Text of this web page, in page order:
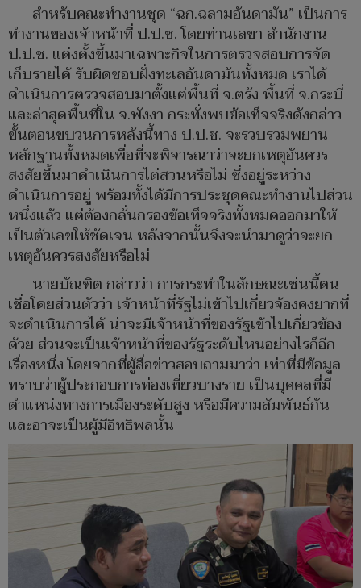
สำหรับคณะทำงานชุด “ฉก.ฉลามอันดามัน” เป็นการ
ทำงานของเจ้าหน้าที่ ป.ป.ช. โดยท่านเลขา สำนักงาน
ป.ป.ช. แต่งตั้งขึ้นมาเฉพาะกิจในการตรวจสอบการจัด
เก็บรายได้ รับผิดชอบฝั่งทะเลอันดามันทั้งหมด เราได้
ดำเนินการตรวจสอบมาตั้งแต่พื้นที่ จ.ตรัง พื้นที่ จ.กระบี่
และล่าสุดพื้นที่ใน จ.พังงา กระทั่งพบข้อเท็จจริงดังกล่าว
ขั้นตอนขบวนการหลังนี้ทาง ป.ป.ช. จะรวบรวมพยาน
หลักฐานทั้งหมดเพื่อที่จะพิจารณาว่าจะยกเหตุอันควร
สงสัยขึ้นมาดำเนินการไต่สวนหรือไม่ ซึ่งอยู่ระหว่าง
ดำเนินการอยู่ พร้อมทั้งได้มีการประชุดคณะทำงานไปส่วน
หนึ่งแล้ว แต่ต้องกลั่นกรองข้อเท็จจริงทั้งหมดออกมาให้
เป็นตัวเลขให้ชัดเจน หลังจากนั้นจึงจะนำมาดูว่าจะยก
เหตุอันควรสงสัยหรือไม่
นายบัณฑิต กล่าวว่า การกระทำในลักษณะเช่นนี้ตน
เชื่อโดยส่วนตัวว่า เจ้าหน้าที่รัฐไม่เข้าไปเกี่ยวจ้องคงยากที่
จะดำเนินการได้ น่าจะมีเจ้าหน้าที่ของรัฐเข้าไปเกี่ยวข้อง
ด้วย ส่วนจะเป็นเจ้าหน้าที่ของรัฐระดับไหนอย่างไรก็อีก
เรื่องหนึ่ง โดยจากที่ผู้สื่อข่าวสอบถามมาว่า เท่าที่มีข้อมูล
ทราบว่าผู้ประกอบการท่องเที่ยวบางราย เป็นบุคคลที่มี
ตำแหน่งทางการเมืองระดับสูง หรือมีความสัมพันธ์กัน
และอาจะเป็นผู้มีอิทธิพลนั้น